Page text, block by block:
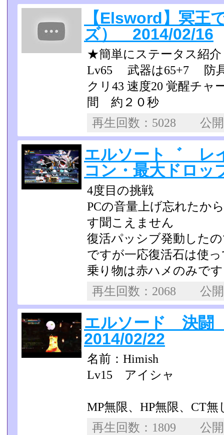
【Elsword】冥王
ズ） 2014/02/16
★簡単にステータス紹介
Lv65 武器は65+7 防
クリ43 速度20 覚醒チ
間 約２０秒
再生回数：5028
エルソート゛ レ
コン・最大ドロ
4度目の挑戦
PCの音量上げ忘れたか
す聞こえません
復活パッシブ発動した
ですが一応復活石は使
乗り物は赤ハメのみです
再生回数：2068
エルソード 決
2014/02/22
名前：Himish
Lv15 アイシャ
MP無限、HP無限、CT
再生回数：1809